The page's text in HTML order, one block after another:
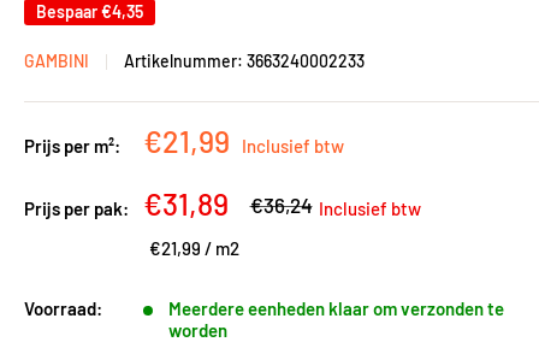
Bespaar€4,35
GAMBINI Artikelnummer: 3663240002233
Prijs per m²: Kortingsprijs
€21,99 Inclusief btw
Prijs per pak: Kortingsprijs
€31,89 Adviesprijs
€36,24 Inclusief btw
€21,99 / m2
Voorraad:
Meerdere eenheden klaar om verzonden te
worden